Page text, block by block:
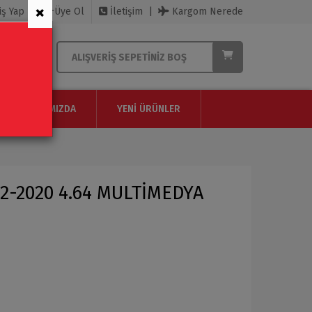
Yap Üye Ol İletişim Kargom Nerede
ALIŞVERIŞ SEPETINIZ BOŞ
HAKKIMIZDA YENI ÜRÜNLER
2020 4.64 MULTİMEDYA
×